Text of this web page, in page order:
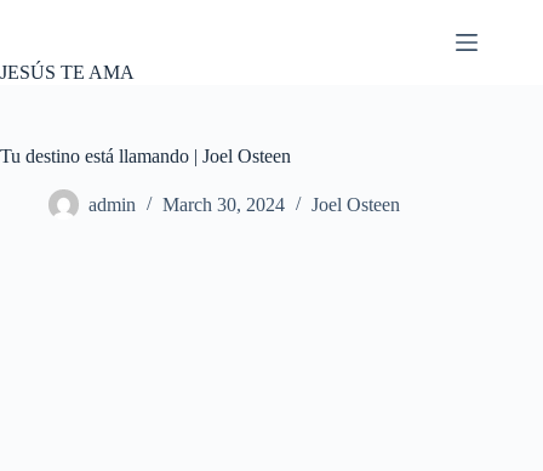
JESÚS TE AMA
Tu destino está llamando | Joel Osteen
admin March 30, 2024 Joel Osteen